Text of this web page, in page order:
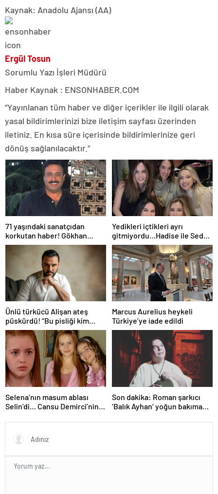
Kaynak: Anadolu Ajansı (AA)
Ergül Tosun
Sorumlu Yazı İşleri Müdürü
Haber Kaynak : ENSONHABER.COM
“Yayınlanan tüm haber ve diğer içerikler ile ilgili olarak
yasal bildirimlerinizi bize iletişim sayfası üzerinden
iletiniz. En kısa süre içerisinde bildirimlerinize geri
dönüş sağlanılacaktır.”
71 yaşındaki sanatçıdan
korkutan haber! Gökhan
Güney hastaneye kaldırıldı!
Yedikleri içtikleri ayrı
gitmiyordu…Hadise ile Seda
Bakan arasında ipler koptu!
Seda Bakan’dan manidar
paylaşım…
Ünlü türkücü Alişan ateş
püskürdü! “Bu pisliği kim
yaptıysa ortaya çıkacak!”
Marcus Aurelius heykeli
Türkiye’ye iade edildi
Selena’nın masum ablası
Selin’di… Cansu Demirci’nin
oldu! Güzelliğinden hiçbir şey
kaybetmemiş…
Son dakika: Roman şarkıcı
‘Balık Ayhan’ yoğun bakıma
Küçükboyacı’dan ilk açıklama